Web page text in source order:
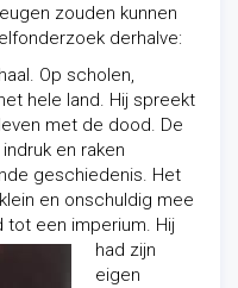
zouden kunnen
derhalve:
Op scholen,
hele land. Hij spreekt
met de dood. De
en raken
geschiedenis. Het
en onschuldig mee
tot een imperium. Hij
had zijn
eigen